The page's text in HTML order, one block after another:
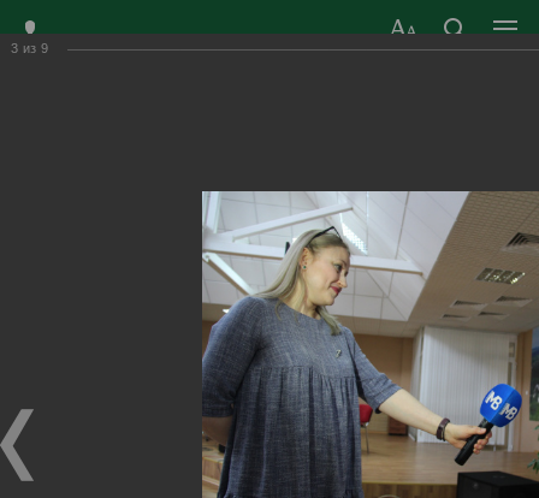
САМОУПРАВЛЕНИЯ
г. Радужный, 1 квартал, д.55
Адрес здания администрации
radugn@avo.ru
Электронная почта
Главная Фотогалерея › Новости
›
Конкурс чтецов «Живая классика»
3 из 9